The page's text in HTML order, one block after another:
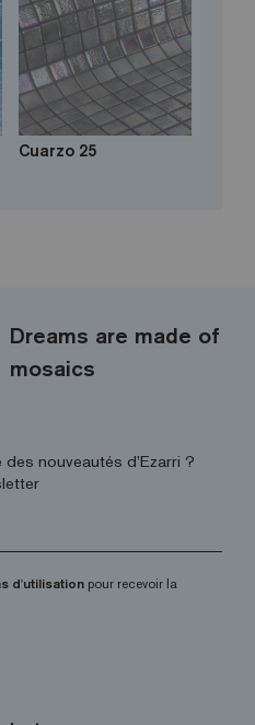
Cuarzo 25
Dreams are made of
mosaics
nouveautés d’Ezarri ?
d'utilisation pour recevoir la